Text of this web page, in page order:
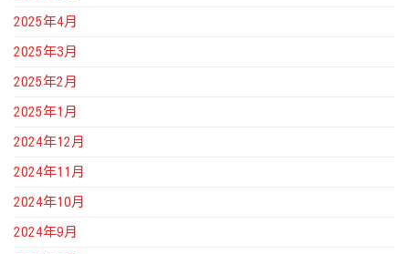
2025年4月
2025年3月
2025年2月
2025年1月
2024年12月
2024年11月
2024年10月
2024年9月